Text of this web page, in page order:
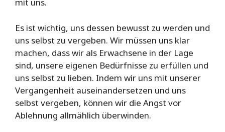
Es ist wichtig, uns dessen bewusst zu werden und
uns selbst zu vergeben. Wir müssen uns klar
machen, dass wir als Erwachsene in der Lage
sind, unsere eigenen Bedürfnisse zu erfüllen und
uns selbst zu lieben. Indem wir uns mit unserer
Vergangenheit auseinandersetzen und uns
selbst vergeben, können wir die Angst vor
Ablehnung allmählich überwinden.